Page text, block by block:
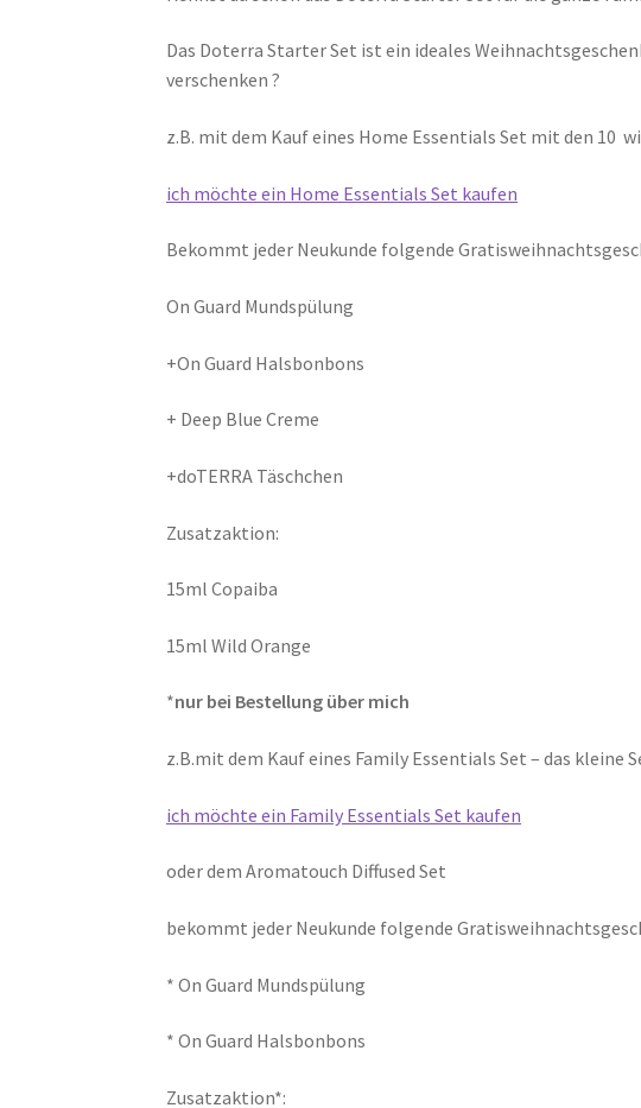
Das Doterra Starter Set ist ein ideales
verschenken ?
z.B. mit dem Kauf eines Home Essentials Set mit den 10
ich möchte ein Home Essentials Set kaufen
Bekommt jeder Neukunde folgende
On Guard Mundspülung
+On Guard Halsbonbons
+ Deep Blue Creme
+doTERRA Täschchen
Zusatzaktion:
15ml Copaiba
15ml Wild Orange
*nur bei Bestellung über mich
z.B.mit dem Kauf eines Family Essentials Set – das kleine
ich möchte ein Family Essentials Set kaufen
oder dem Aromatouch Diffused Set
bekommt jeder Neukunde folgende
* On Guard Mundspülung
* On Guard Halsbonbons
Zusatzaktion*: